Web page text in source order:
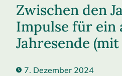
Zwischen den
Impulse für ein
Jahresende
7. Dezember 2024